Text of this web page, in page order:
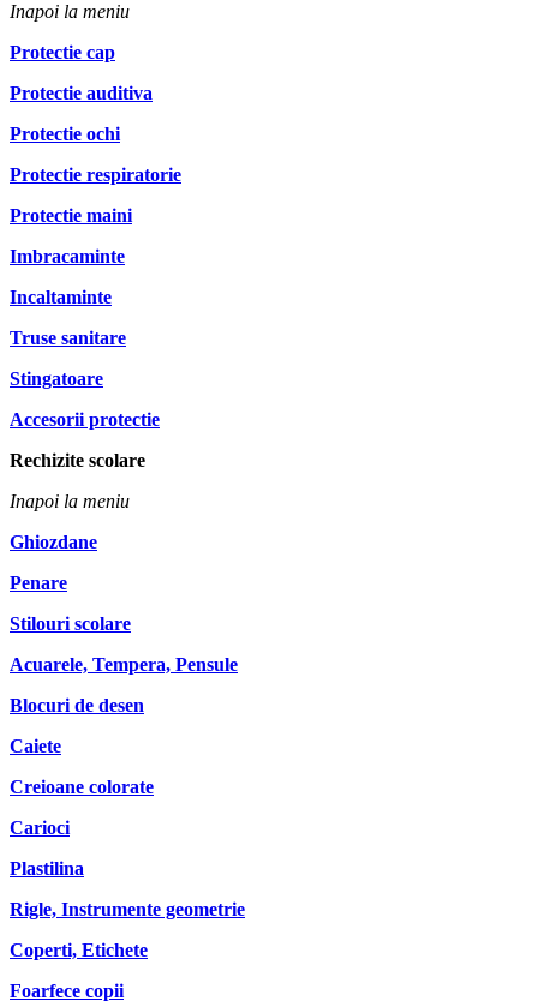
Inapoi la meniu
Protectie cap
Protectie auditiva
Protectie ochi
Protectie respiratorie
Protectie maini
Imbracaminte
Incaltaminte
Truse sanitare
Stingatoare
Accesorii protectie
Rechizite scolare
Inapoi la meniu
Ghiozdane
Penare
Stilouri scolare
Acuarele, Tempera, Pensule
Blocuri de desen
Caiete
Creioane colorate
Carioci
Plastilina
Rigle, Instrumente geometrie
Coperti, Etichete
Foarfece copii